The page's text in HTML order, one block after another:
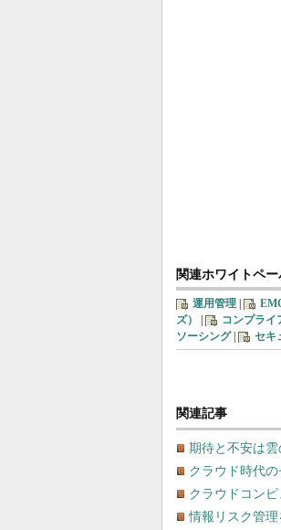
関連ホワイトペ
運用管理
ズ）
コンプライ
ソーシング| セキ
関連記事
期待と不安は
クラウド時代
クラウドコン
情報リスク管